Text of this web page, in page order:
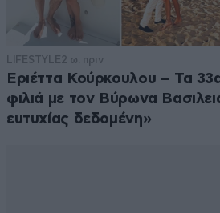
LIFESTYLE 2 ω. πριν
Εριέττα Κούρκουλου – Τα
φιλιά με τον Βύρωνα
ευτυχίας δεδομένη»